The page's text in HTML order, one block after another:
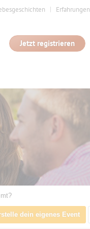
Erfahrungen
Jetzt registrieren
dein eigenes Event